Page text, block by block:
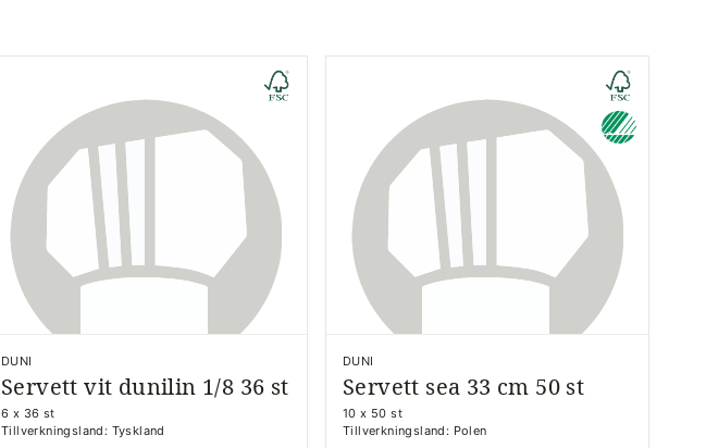
DUNI
Servett vit dunilin 1/8 36 st
6 x 36 st
Tillverkningsland: Tyskland
DUNI
Servett sea 33 cm 50 st
10 x 50 st
Tillverkningsland: Polen